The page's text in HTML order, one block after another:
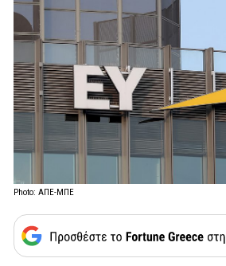
Photo: ΑΠΕ-ΜΠΕ